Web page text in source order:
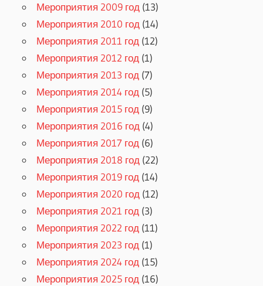
Мероприятия 2009 год (13)
Мероприятия 2010 год (14)
Мероприятия 2011 год (12)
Мероприятия 2012 год (1)
Мероприятия 2013 год (7)
Мероприятия 2014 год (5)
Мероприятия 2015 год (9)
Мероприятия 2016 год (4)
Мероприятия 2017 год (6)
Мероприятия 2018 год (22)
Мероприятия 2019 год (14)
Мероприятия 2020 год (12)
Мероприятия 2021 год (3)
Мероприятия 2022 год (11)
Мероприятия 2023 год (1)
Мероприятия 2024 год (15)
Мероприятия 2025 год (16)